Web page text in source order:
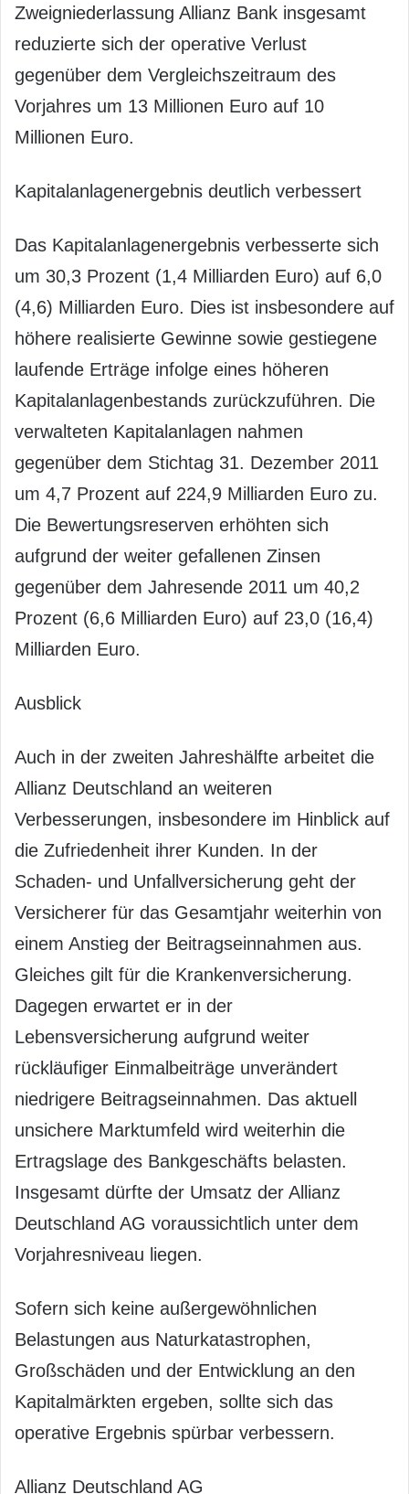
Zweigniederlassung Allianz Bank insgesamt
reduzierte sich der operative Verlust
gegenüber dem Vergleichszeitraum des
Vorjahres um 13 Millionen Euro auf 10
Millionen Euro.
Kapitalanlagenergebnis deutlich verbessert
Das Kapitalanlagenergebnis verbesserte sich
um 30,3 Prozent (1,4 Milliarden Euro) auf 6,0
(4,6) Milliarden Euro. Dies ist insbesondere auf
höhere realisierte Gewinne sowie gestiegene
laufende Erträge infolge eines höheren
Kapitalanlagenbestands zurückzuführen. Die
verwalteten Kapitalanlagen nahmen
gegenüber dem Stichtag 31. Dezember 2011
um 4,7 Prozent auf 224,9 Milliarden Euro zu.
Die Bewertungsreserven erhöhten sich
aufgrund der weiter gefallenen Zinsen
gegenüber dem Jahresende 2011 um 40,2
Prozent (6,6 Milliarden Euro) auf 23,0 (16,4)
Milliarden Euro.
Ausblick
Auch in der zweiten Jahreshälfte arbeitet die
Allianz Deutschland an weiteren
Verbesserungen, insbesondere im Hinblick auf
die Zufriedenheit ihrer Kunden. In der
Schaden- und Unfallversicherung geht der
Versicherer für das Gesamtjahr weiterhin von
einem Anstieg der Beitragseinnahmen aus.
Gleiches gilt für die Krankenversicherung.
Dagegen erwartet er in der
Lebensversicherung aufgrund weiter
rückläufiger Einmalbeiträge unverändert
niedrigere Beitragseinnahmen. Das aktuell
unsichere Marktumfeld wird weiterhin die
Ertragslage des Bankgeschäfts belasten.
Insgesamt dürfte der Umsatz der Allianz
Deutschland AG voraussichtlich unter dem
Vorjahresniveau liegen.
Sofern sich keine außergewöhnlichen
Belastungen aus Naturkatastrophen,
Großschäden und der Entwicklung an den
Kapitalmärkten ergeben, sollte sich das
operative Ergebnis spürbar verbessern.
Allianz Deutschland AG